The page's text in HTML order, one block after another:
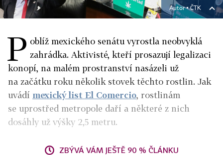
Autor ▪ČTK
P oblíž mexického senátu vyrostla neobvyklá
zahrádka. Aktivisté, kteří prosazují legalizaci
konopí, na malém prostranství nasázeli už
na začátku roku několik stovek těchto rostlin. Jak
uvádí mexický list El Comercio, rostlinám
se uprostřed metropole daří a některé z nich
dosáhly už výšky 2,5 metru.
ZBÝVÁ VÁM JEŠTĚ 90 % ČLÁNKU